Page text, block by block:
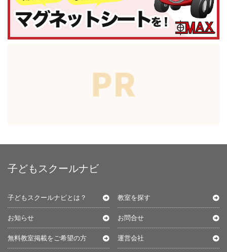
子どもスクールナビ
子どもスクールナビとは？ 教室を探す
お知らせ お問合せ
無料教室掲載をご希望の方 運営会社